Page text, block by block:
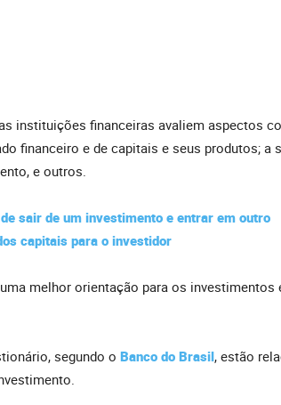
instituições financeiras avaliem aspectos
financeiro e de capitais e seus produtos; a
e outros.
sair de um investimento e entrar em outro
capitais para o investidor
melhor orientação para os
segundo o Banco do Brasil, estão